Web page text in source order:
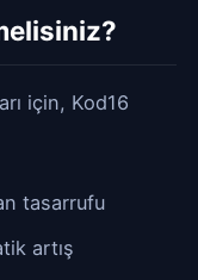
için, Kod16
tasarrufu
artış